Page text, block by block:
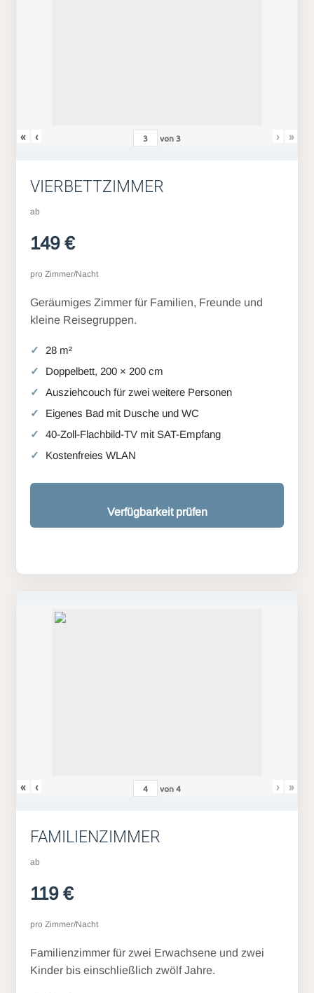
« ‹ von3 › »
VIERBETTZIMMER
ab
149 €
pro Zimmer/Nacht
Geräumiges Zimmer für Familien, Freunde und
kleine Reisegruppen.
28 m²
Doppelbett, 200 × 200 cm
Ausziehcouch für zwei weitere Personen
Eigenes Bad mit Dusche und WC
40-Zoll-Flachbild-TV mit SAT-Empfang
Kostenfreies WLAN
Verfügbarkeit prüfen
« ‹ von4 › »
FAMILIENZIMMER
ab
119 €
pro Zimmer/Nacht
Familienzimmer für zwei Erwachsene und zwei
Kinder bis einschließlich zwölf Jahre.